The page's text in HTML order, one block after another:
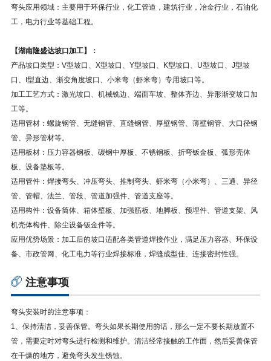
弯头应用领域：主要用于环保行业，化工管道，建筑行业，冶金行业，石油化
工，电力行业等基础工程。
【湖南隆盛达坡口加工】：
产品坡口类型：V型坡口、X型坡口、Y型坡口、K型坡口、U型坡口、J型坡
口、I型直边、渐变角度坡口、小米弯（虾米弯）专用坡口等。
加工工艺方式：激光坡口、机械铣边、端面车坡、整体齐边、异形渐变坡口加
工等。
适用管材：螺旋钢管、无缝钢管、直缝钢管、厚壁钢管、薄壁钢管、大口径钢
管、异形管材等。
适用板材：压力容器钢板、碳钢中厚板、不锈钢板、折弯钣金板、弧形壳体
板、设备垫板等。
适用管件：焊接弯头、冲压弯头、推制弯头、虾米弯（小米弯）、三通、异径
管、管帽、法兰、管段、管道加强件、管道支座等。
适用构件：设备筒体、箱体壁板、加强筋板、地脚板、预埋件、管道支架、风
机壳体构件、除尘设备钣金件等。
应用优势场景：加工后的坡口适配各类管道焊接作业，满足压力容器、环保设
备、市政管网、化工电力等行业焊接标准，焊缝成型佳、连接密封性强。
注意事项
弯头安装时的注意事项：
1、保持清洁，妥善保管。弯头如果长期使用的话，那么一定不要长期放置不
管，需要定时对弯头进行检测和维护。清洁经常接触的工作面，然后妥善保管
在干燥的地方，避免弯头发生锈蚀。